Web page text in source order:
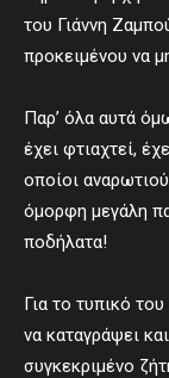
του Γιάννη
προκειμένου να
Παρ’ όλα αυτά
έχει φτιαχτεί,
οποίοι
όμορφη μεγάλη
ποδήλατα!
Για το τυπικό
να καταγράψει
συγκεκριμένο